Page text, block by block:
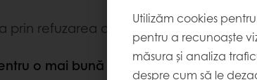
prin refuzarea anumitor cookie-uri,
o mai bună funcționare a website-
Utilizăm cookies
pentru a recunoaște
măsura și analiza
despre cum să le